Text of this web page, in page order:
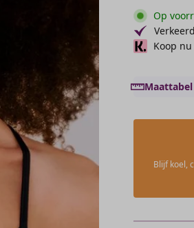
Op
Koop
Maattabel
Blijf koel,